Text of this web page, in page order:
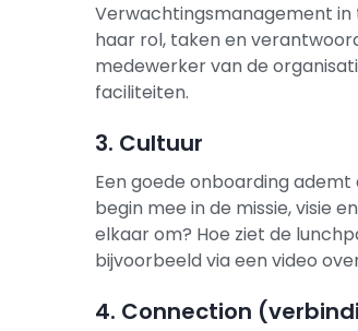
Verwachtingsmanagement
haar rol, taken en
medewerker van de
faciliteiten.
3. Cultuur
Een goede onboarding
begin mee in de missie, visie
elkaar om? Hoe ziet de
bijvoorbeeld via een video
4. Connection